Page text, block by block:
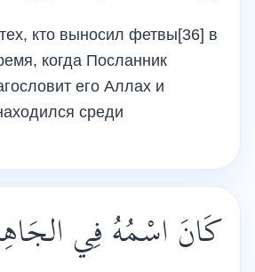
кто выносил фетвы[36] в
когда Посланник
его Аллах и
среди
كَانَ اسْمُهُ فِي